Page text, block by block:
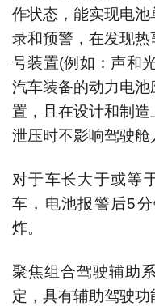
作状态，能实现电
录和预警，在发现
号装置(例如：声和
汽车装备的动力电
置，且在设计和制
泄压时不影响驾驶舱
对于车长大于或等
车，电池报警后5
炸。
聚焦组合驾驶辅助
定，具有辅助驾驶